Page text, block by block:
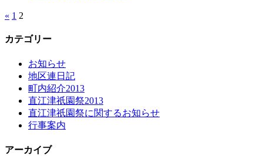
« 1 2
カテゴリー
お知らせ
地区連日記
町内紹介2013
直江津祇園祭2013
直江津祇園祭に関するお知らせ
行事案内
アーカイブ